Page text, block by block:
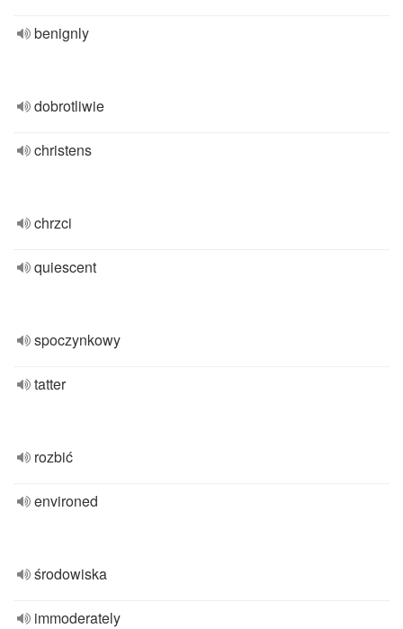
benignly
dobrotliwie
christens
chrzci
quiescent
spoczynkowy
tatter
rozbić
environed
środowiska
immoderately